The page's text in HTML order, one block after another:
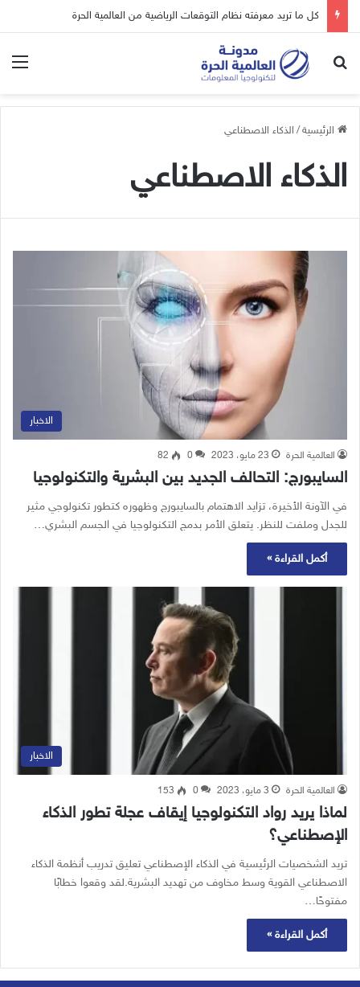
كل ما تريد معرفته نظام التوقعات الرياضية من العالمية الحرة
بحث عن
الرئيسية/ الذكاء الاصطناعي
الذكاء الاصطناعي
الاخبار
العالمية الحرة 23 مايو، 2023 0
82
السايبورج: التحالف الجديد بين البشرية والتكنولوجيا
في الآونة الأخيرة، تزايد الاهتمام بالسايبورج وظهوره كتطور تكنولوجي مثير
للجدل وملفت للنظر. يتعلق الأمر بدمج التكنولوجيا في الجسم البشري…
أكمل القراءة »
الاخبار
العالمية الحرة 3 مايو، 2023 0
153
لماذا يريد رواد التكنولوجيا إيقاف عجلة تطور الذكاء
الإصطناعي؟
تريد الشخصيات الرئيسية في الذكاء الإصطناعي تعليق تدريب أنظمة الذكاء
الاصطناعي القوية وسط مخاوف من تهديد البشرية.لقد وقعوا خطابًا
مفتوحًا…
أكمل القراءة »